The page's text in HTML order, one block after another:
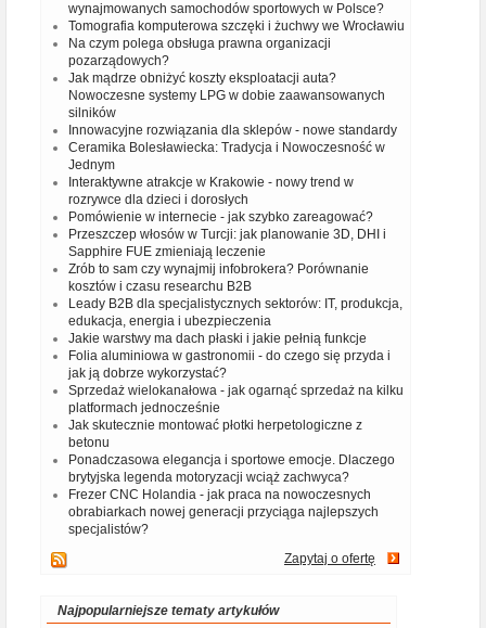
wynajmowanych samochodów sportowych w Polsce?
Tomografia komputerowa szczęki i żuchwy we Wrocławiu
Na czym polega obsługa prawna organizacji
pozarządowych?
Jak mądrze obniżyć koszty eksploatacji auta?
Nowoczesne systemy LPG w dobie zaawansowanych
silników
Innowacyjne rozwiązania dla sklepów - nowe standardy
Ceramika Bolesławiecka: Tradycja i Nowoczesność w
Jednym
Interaktywne atrakcje w Krakowie - nowy trend w
rozrywce dla dzieci i dorosłych
Pomówienie w internecie - jak szybko zareagować?
Przeszczep włosów w Turcji: jak planowanie 3D, DHI i
Sapphire FUE zmieniają leczenie
Zrób to sam czy wynajmij infobrokera? Porównanie
kosztów i czasu researchu B2B
Leady B2B dla specjalistycznych sektorów: IT, produkcja,
edukacja, energia i ubezpieczenia
Jakie warstwy ma dach płaski i jakie pełnią funkcje
Folia aluminiowa w gastronomii - do czego się przyda i
jak ją dobrze wykorzystać?
Sprzedaż wielokanałowa - jak ogarnąć sprzedaż na kilku
platformach jednocześnie
Jak skutecznie montować płotki herpetologiczne z
betonu
Ponadczasowa elegancja i sportowe emocje. Dlaczego
brytyjska legenda motoryzacji wciąż zachwyca?
Frezer CNC Holandia - jak praca na nowoczesnych
obrabiarkach nowej generacji przyciąga najlepszych
specjalistów?
Zapytaj o ofertę
Najpopularniejsze tematy artykułów